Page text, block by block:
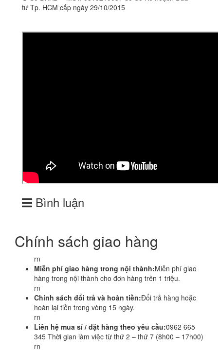
tư Tp. HCM cấp ngày 29/10/2015
Bình luận
Chính sách giao hàng
rn
Miễn phí giao hàng trong nội thành:Miễn phí giao
hàng trong nội thành cho đơn hàng trên 1 triệu.
rn
Chính sách đổi trả và hoàn tiền:Đổi trả hàng hoặc
hoàn lại tiền trong vòng 15 ngày.
rn
Liên hệ mua sỉ / đặt hàng theo yêu cầu:0962 665
345 Thời gian làm việc từ thứ 2 – thứ 7 (8h00 – 17h00)
rn